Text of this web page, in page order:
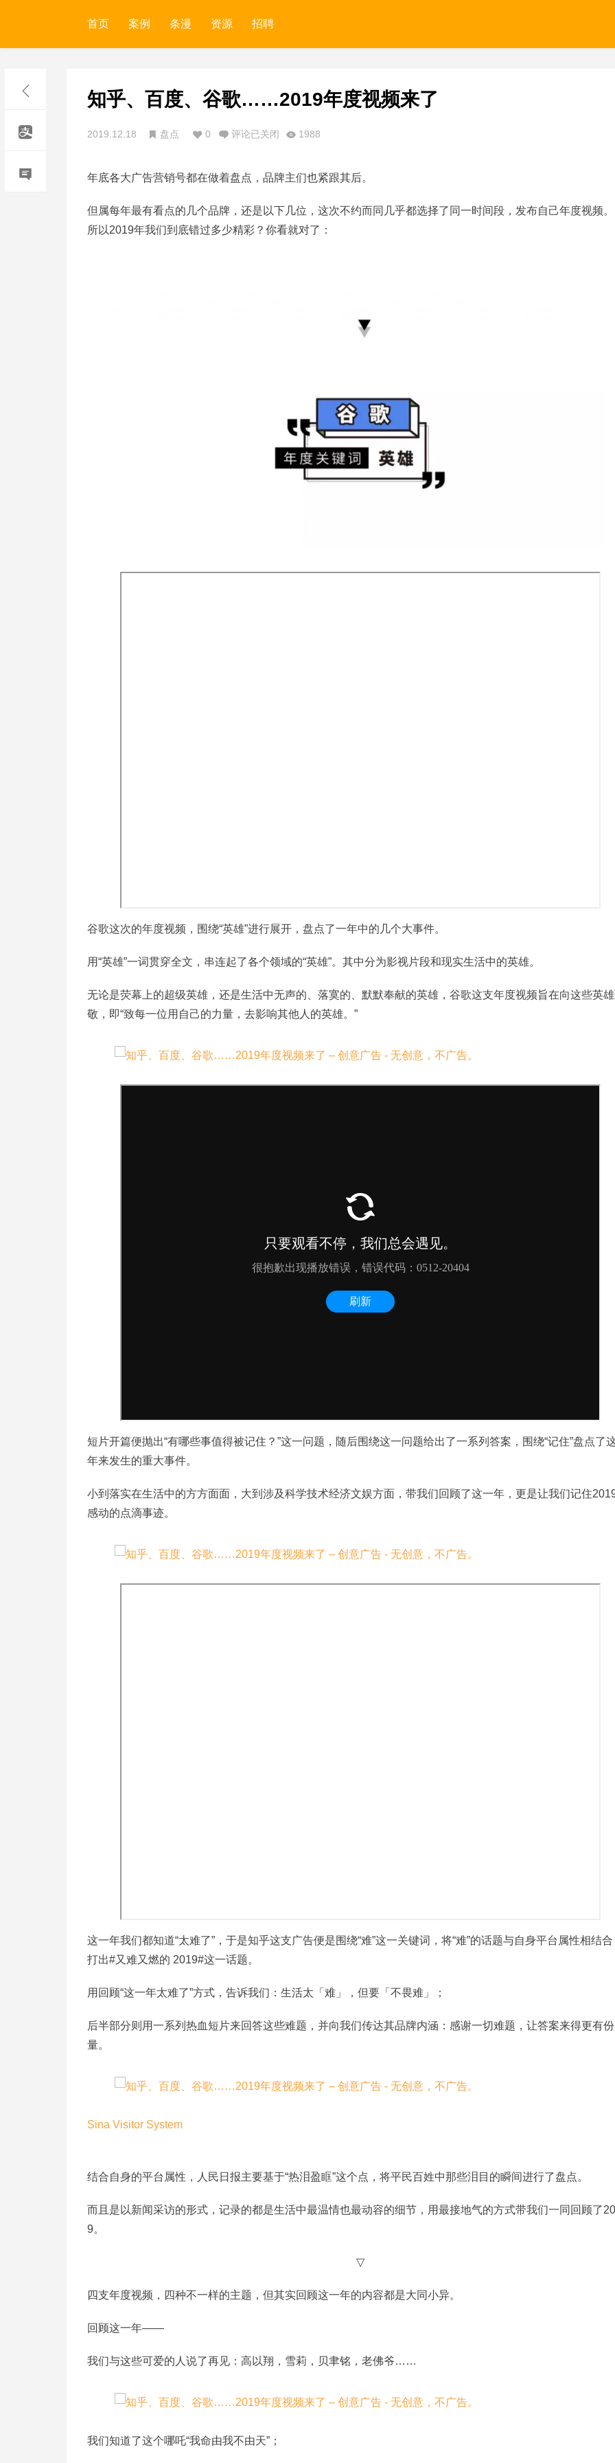
首页 案例 条漫 资源 招聘
知乎、百度、谷歌……2019年度视频来了
2019.12.18 盘点 0 评论已关闭 1988
年底各大广告营销号都在做着盘点，品牌主们也紧跟其后。
但属每年最有看点的几个品牌，还是以下几位，这次不约而同几乎都选择了同一时间段，发布自己年度视频。
所以2019年我们到底错过多少精彩？你看就对了：
谷歌这次的年度视频，围绕“英雄”进行展开，盘点了一年中的几个大事件。
用“英雄”一词贯穿全文，串连起了各个领域的“英雄”。其中分为影视片段和现实生活中的英雄。
无论是荧幕上的超级英雄，还是生活中无声的、落寞的、默默奉献的英雄，谷歌这支年度视频旨在向这些英
敬，即“致每一位用自己的力量，去影响其他人的英雄。”
短片开篇便抛出“有哪些事值得被记住？”这一问题，随后围绕这一问题给出了一系列答案，围绕“记住”盘点了
年来发生的重大事件。
小到落实在生活中的方方面面，大到涉及科学技术经济文娱方面，带我们回顾了这一年，更是让我们记住
感动的点滴事迹。
这一年我们都知道“太难了”，于是知乎这支广告便是围绕“难”这一关键词，将“难”的话题与自身平台属性相结
打出#又难又燃的 2019#这一话题。
用回顾“这一年太难了”方式，告诉我们：生活太「难」，但要「不畏难」；
后半部分则用一系列热血短片来回答这些难题，并向我们传达其品牌内涵：感谢一切难题，让答案来得更有份
量。
Sina Visitor System
结合自身的平台属性，人民日报主要基于“热泪盈眶”这个点，将平民百姓中那些泪目的瞬间进行了盘点。
而且是以新闻采访的形式，记录的都是生活中最温情也最动容的细节，用最接地气的方式带我们一同回顾了
9。
▽
四支年度视频，四种不一样的主题，但其实回顾这一年的内容都是大同小异。
回顾这一年——
我们与这些可爱的人说了再见：高以翔，雪莉，贝聿铭，老佛爷……
我们知道了这个哪吒“我命由我不由天”；